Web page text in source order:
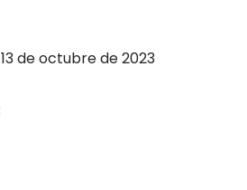
de octubre de 2023